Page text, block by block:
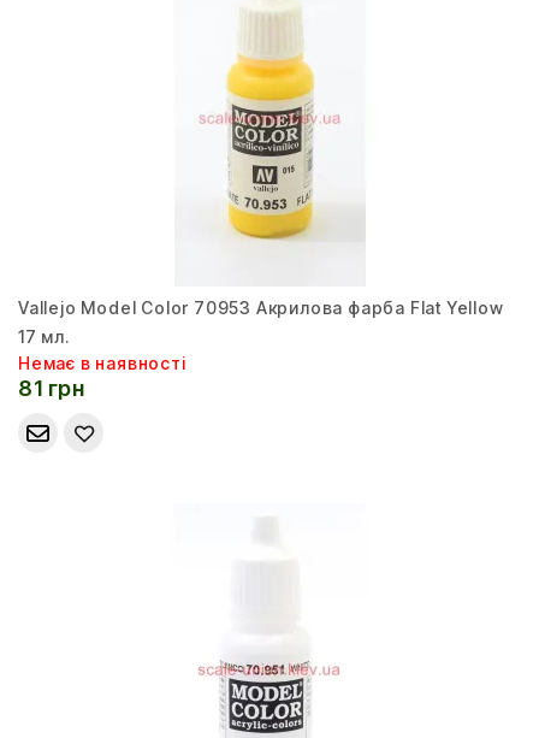
Vallejo Model Color 70953 Акрилова фарба Flat Yellow
17 мл.
Немає в наявності
81 грн